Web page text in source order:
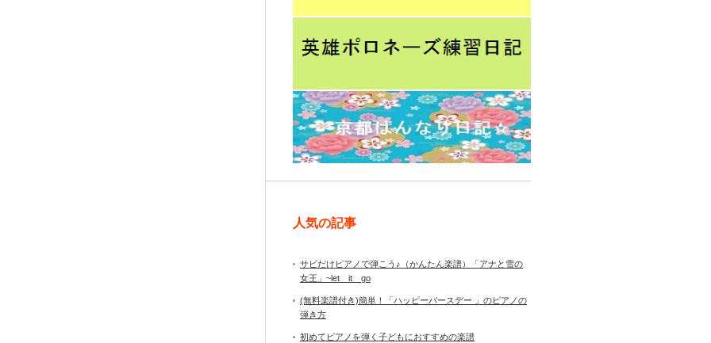
人気の記事
サビだけピアノで弾こう♪（かんたん楽譜）「アナと雪の
女王」~let it go
(無料楽譜付き)簡単！「ハッピーバースデー 」のピアノの
弾き方
初めてピアノを弾く子どもにおすすめの楽譜